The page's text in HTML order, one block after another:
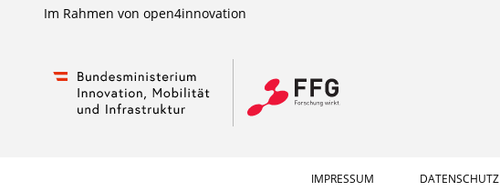
Im Rahmen von open4innovation
IMPRESSUM DATENSCHUTZ